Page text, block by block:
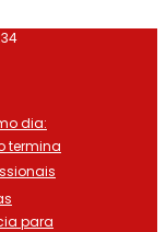
dia:
termina
para